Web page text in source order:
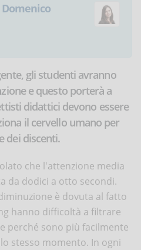
gli studenti avranno
e questo porterà a
didattici devono essere
il cervello umano per
dei discenti.
che l'attenzione media
da dodici a otto secondi.
è dovuta al fatto
hanno difficoltà a filtrare
perché sono più facilmente
stesso momento. In ogni